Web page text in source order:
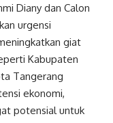
Diany dan Calon
urgensi
giat
Kabupaten
Tangerang
ekonomi,
potensial untuk